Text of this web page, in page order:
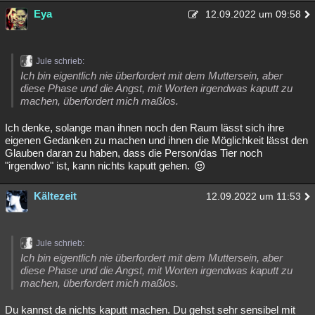
Eya 12.09.2022 um 09:58
Jule schrieb:
Ich bin eigentlich nie überfordert mit dem Muttersein, aber
diese Phase und die Angst, mit Worten irgendwas kaputt zu
machen, überfordert mich maßlos.
Ich denke, solange man ihnen noch den Raum lässt sich ihre
eigenen Gedanken zu machen und ihnen die Möglichkeit lässt den
Glauben daran zu haben, dass die Person/das Tier noch
"irgendwo" ist, kann nichts kaputt gehen.
Kältezeit 12.09.2022 um 11:53
Jule schrieb:
Ich bin eigentlich nie überfordert mit dem Muttersein, aber
diese Phase und die Angst, mit Worten irgendwas kaputt zu
machen, überfordert mich maßlos.
Du kannst da nichts kaputt machen. Du gehst sehr sensibel mit